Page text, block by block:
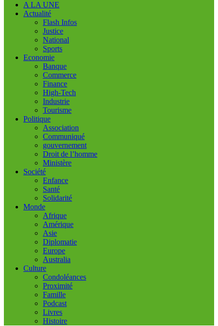
A LA UNE
Actualité
Flash Infos
Justice
National
Sports
Economie
Banque
Commerce
Finance
High-Tech
Industrie
Tourisme
Politique
Association
Communiqué
gouvernement
Droit de l’homme
Ministère
Société
Enfance
Santé
Solidarité
Monde
Afrique
Amérique
Asie
Diplomatie
Europe
Australia
Culture
Condoléances
Proximité
Famille
Podcast
Livres
Histoire